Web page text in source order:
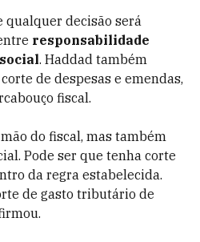
qualquer decisão será
responsabilidade
. Haddad também
de despesas e emendas,
fiscal.
do fiscal, mas também
Pode ser que tenha corte
da regra estabelecida.
de gasto tributário de